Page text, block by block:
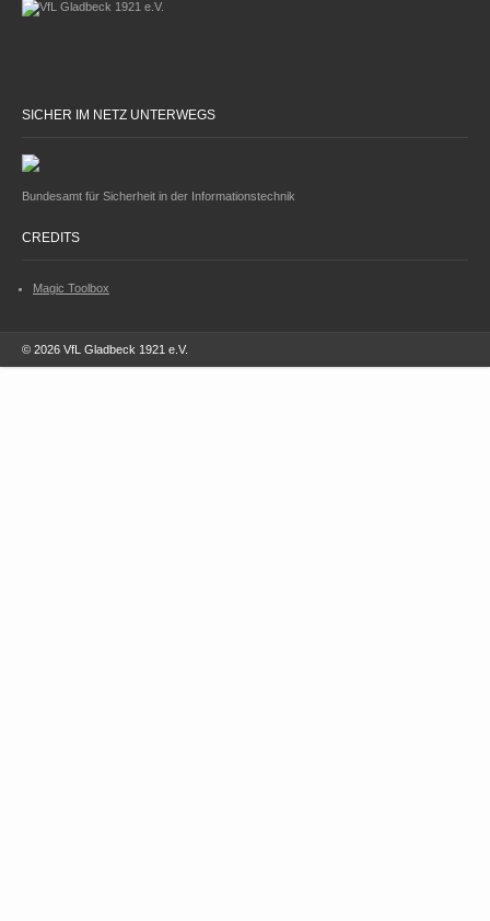
SICHER IM NETZ UNTERWEGS
Bundesamt für Sicherheit in der Informationstechnik
CREDITS
Magic Toolbox
© 2026 VfL Gladbeck 1921 e.V.